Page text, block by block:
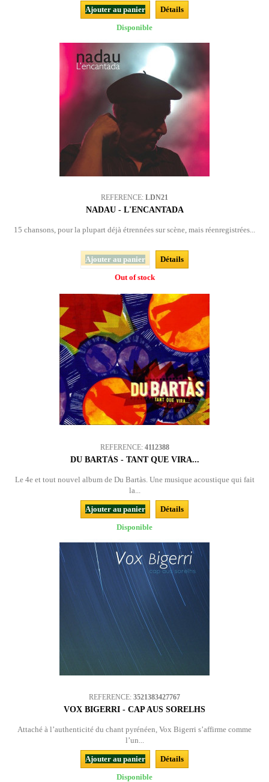
Ajouter au panier
Détails
Disponible
REFERENCE: LDN21
NADAU - L'ENCANTADA
15 chansons, pour la plupart déjà étrennées sur scène, mais réenregistrées...
Ajouter au panier
Détails
Out of stock
REFERENCE: 4112388
DU BARTÀS - TANT QUE VIRA...
Le 4e et tout nouvel album de Du Bartàs. Une musique acoustique qui fait
la...
Ajouter au panier
Détails
Disponible
REFERENCE: 3521383427767
VOX BIGERRI - CAP AUS SORELHS
Attaché à l’authenticité du chant pyrénéen, Vox Bigerri s’affirme comme
l’un...
Ajouter au panier
Détails
Disponible